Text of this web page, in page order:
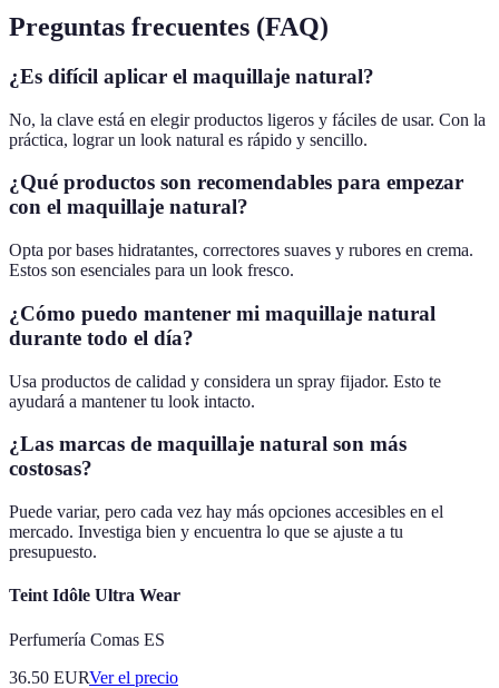
Preguntas frecuentes (FAQ)
¿Es difícil aplicar el maquillaje natural?
No, la clave está en elegir productos ligeros y fáciles de usar. Con la
práctica, lograr un look natural es rápido y sencillo.
¿Qué productos son recomendables para empezar
con el maquillaje natural?
Opta por bases hidratantes, correctores suaves y rubores en crema.
Estos son esenciales para un look fresco.
¿Cómo puedo mantener mi maquillaje natural
durante todo el día?
Usa productos de calidad y considera un spray fijador. Esto te
ayudará a mantener tu look intacto.
¿Las marcas de maquillaje natural son más
costosas?
Puede variar, pero cada vez hay más opciones accesibles en el
mercado. Investiga bien y encuentra lo que se ajuste a tu
presupuesto.
Teint Idôle Ultra Wear
Perfumería Comas ES
36.50 EURVer el precio